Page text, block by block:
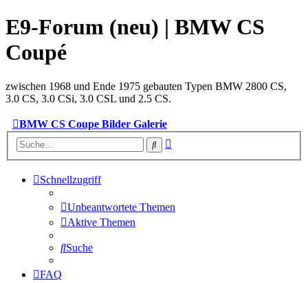
E9-Forum (neu) | BMW CS
Coupé
zwischen 1968 und Ende 1975 gebauten Typen BMW 2800 CS,
3.0 CS, 3.0 CSi, 3.0 CSL und 2.5 CS.
BMW CS Coupe Bilder Galerie
Suche
Schnellzugriff
Unbeantwortete Themen
Aktive Themen
Suche
FAQ